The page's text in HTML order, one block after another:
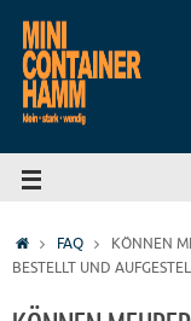
FAQ
KÖNNEN
BESTELLT UND